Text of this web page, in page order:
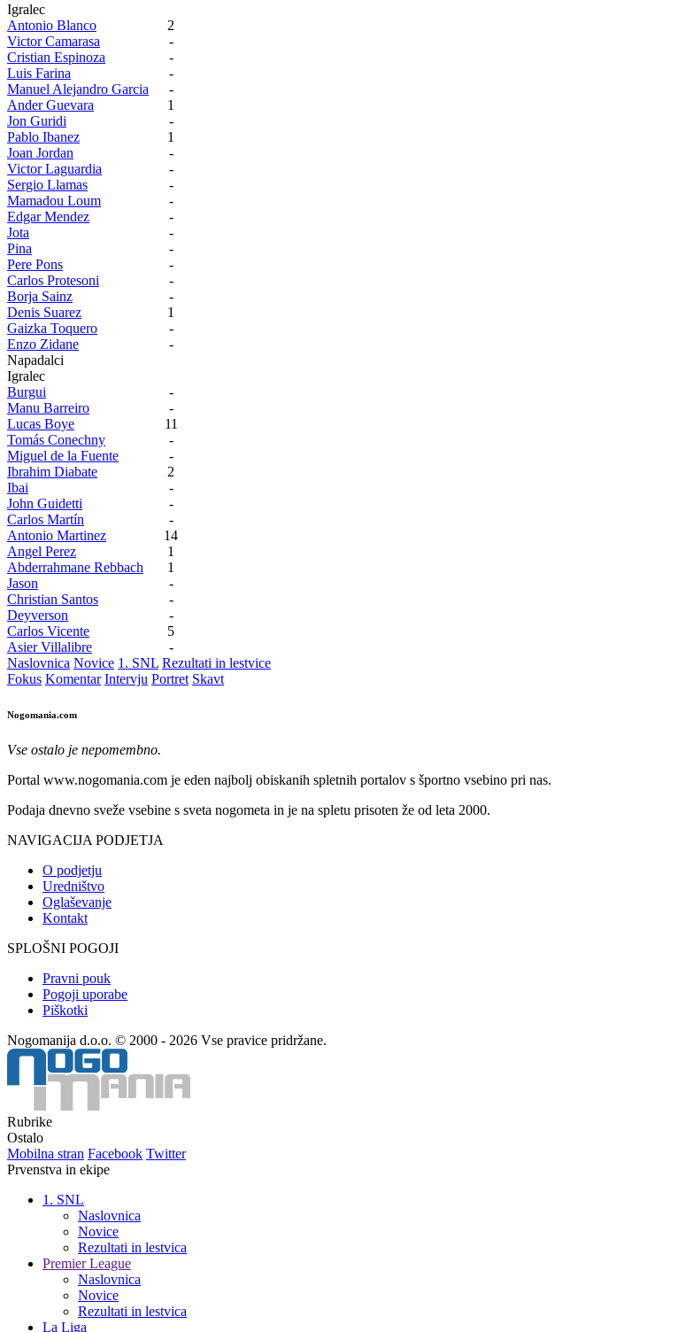
Igralec
Antonio Blanco
2
Victor Camarasa
-
Cristian Espinoza
-
Luis Farina
-
Manuel Alejandro Garcia
-
Ander Guevara
1
Jon Guridi
-
Pablo Ibanez
1
Joan Jordan
-
Victor Laguardia
-
Sergio Llamas
-
Mamadou Loum
-
Edgar Mendez
-
Jota
-
Pina
-
Pere Pons
-
Carlos Protesoni
-
Borja Sainz
-
Denis Suarez
1
Gaizka Toquero
-
Enzo Zidane
-
Napadalci
Igralec
Burgui
-
Manu Barreiro
-
Lucas Boye
11
Tomás Conechny
-
Miguel de la Fuente
-
Ibrahim Diabate
2
Ibai
-
John Guidetti
-
Carlos Martín
-
Antonio Martinez
14
Angel Perez
1
Abderrahmane Rebbach
1
Jason
-
Christian Santos
-
Deyverson
-
Carlos Vicente
5
Asier Villalibre
-
Naslovnica Novice 1. SNL Rezultati in lestvice
Fokus Komentar Intervju Portret Skavt
Nogomania.com
Vse ostalo je nepomembno.
Portal www.nogomania.com je eden najbolj obiskanih spletnih portalov s športno vsebino pri nas.
Podaja dnevno sveže vsebine s sveta nogometa in je na spletu prisoten že od leta 2000.
NAVIGACIJA PODJETJA
O podjetju
Uredništvo
Oglaševanje
Kontakt
SPLOŠNI POGOJI
Pravni pouk
Pogoji uporabe
Piškotki
Nogomanija d.o.o. © 2000 - 2026 Vse pravice pridržane.
Rubrike
Ostalo
Mobilna stran Facebook Twitter
Prvenstva in ekipe
1. SNL
Naslovnica
Novice
Rezultati in lestvica
Premier League
Naslovnica
Novice
Rezultati in lestvica
La Liga